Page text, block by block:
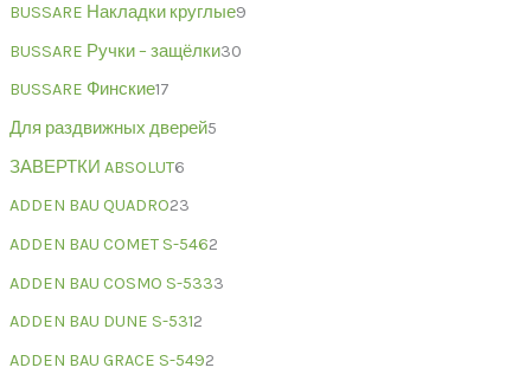
BUSSARE Накладки круглые9
BUSSARE Ручки – защёлки30
BUSSARE Финские17
Для раздвижных дверей5
ЗАВЕРТКИ ABSOLUT6
ADDEN BAU QUADRO23
ADDEN BAU COMET S-5462
ADDEN BAU COSMO S-5333
ADDEN BAU DUNE S-5312
ADDEN BAU GRACE S-5492